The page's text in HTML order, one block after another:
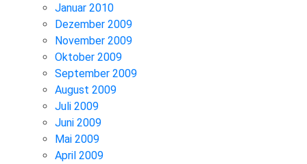
Januar 2010
Dezember 2009
November 2009
Oktober 2009
September 2009
August 2009
Juli 2009
Juni 2009
Mai 2009
April 2009